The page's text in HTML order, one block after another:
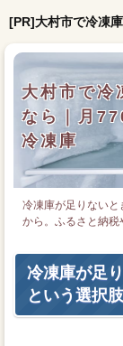
[PR]大村市で冷凍
大村市で冷
なら｜月
冷凍庫
冷凍庫が足りない
から。ふるさと納税
冷凍庫が足
という選択肢